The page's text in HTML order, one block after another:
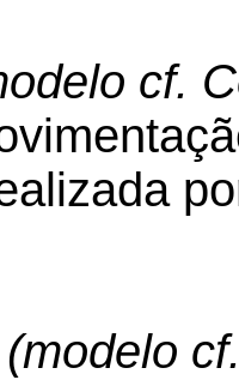
cf.
(modelo